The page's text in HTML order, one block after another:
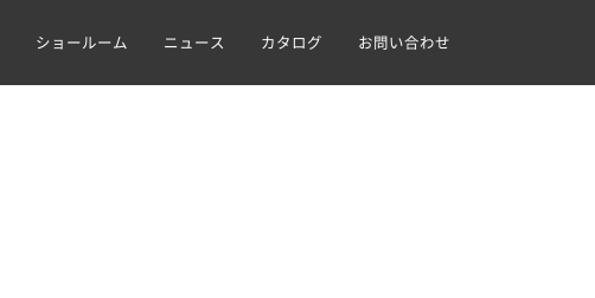
ショールーム ニュース カタログ お問い合わせ